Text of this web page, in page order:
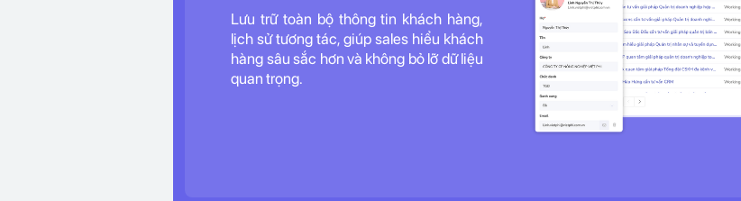
Lưu trữ toàn bộ thông tin khách hàng,
lịch sử tương tác, giúp sales hiểu khách
hàng sâu sắc hơn và không bỏ lỡ dữ liệu
quan trọng.